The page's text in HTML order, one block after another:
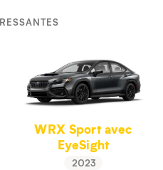
WRX Sport avec
EyeSight
2023